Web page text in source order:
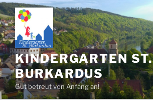
Zum
Inhalt
springen
KINDERGARTEN ST.
BURKARDUS
Gut betreut von Anfang an!